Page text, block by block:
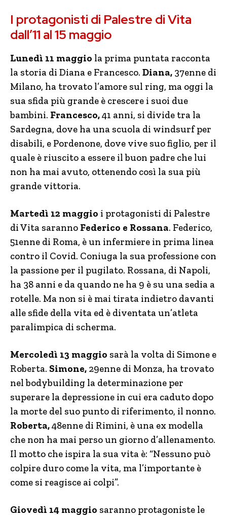
I protagonisti di Palestre di Vita
dall’11 al 15 maggio
Lunedì 11 maggio la prima puntata racconta
la storia di Diana e Francesco. Diana, 37enne di
Milano, ha trovato l’amore sul ring, ma oggi la
sua sfida più grande è crescere i suoi due
bambini. Francesco,41 anni, si divide tra la
Sardegna, dove ha una scuola di windsurf per
disabili, e Pordenone, dove vive suo figlio, per il
quale è riuscito a essere il buon padre che lui
non ha mai avuto, ottenendo così la sua più
grande vittoria.
Martedì 12 maggio i protagonisti di Palestre
di Vita saranno Federico e Rossana. Federico,
51enne di Roma, è un infermiere in prima linea
contro il Covid. Coniuga la sua professione con
la passione per il pugilato. Rossana, di Napoli,
ha 38 anni e da quando ne ha 9 è su una sedia a
rotelle. Ma non si è mai tirata indietro davanti
alle sfide della vita ed è diventata un’atleta
paralimpica di scherma.
Mercoledì 13 maggio sarà la volta di Simone e
Roberta. Simone, 29enne di Monza, ha trovato
nel bodybuilding la determinazione per
superare la depressione in cui era caduto dopo
la morte del suo punto di riferimento, il nonno.
Roberta,48enne di Rimini, è una ex modella
che non ha mai perso un giorno d’allenamento.
Il motto che ispira la sua vita è: “Nessuno può
colpire duro come la vita, ma l’importante è
come si reagisce ai colpi”.
Giovedì 14 maggio saranno protagoniste le